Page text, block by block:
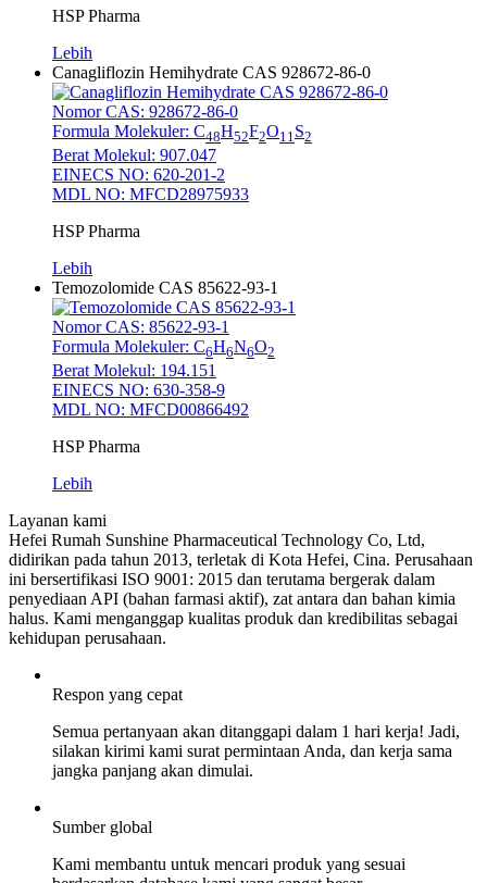
HSP Pharma
Lebih
Canagliflozin Hemihydrate CAS 928672-86-0
Nomor CAS: 928672-86-0
Formula Molekuler: C48H52F2O11 S2
Berat Molekul: 907.047
EINECS NO: 620-201-2
MDL NO: MFCD28975933
HSP Pharma
Lebih
Temozolomide CAS 85622-93-1
Nomor CAS: 85622-93-1
Formula Molekuler: C6H6N6O2
Berat Molekul: 194.151
EINECS NO: 630-358-9
MDL NO: MFCD00866492
HSP Pharma
Lebih
Layanan kami
Hefei Rumah Sunshine Pharmaceutical Technology Co, Ltd,
didirikan pada tahun 2013, terletak di Kota Hefei, Cina. Perusahaan
ini bersertifikasi ISO 9001: 2015 dan terutama bergerak dalam
penyediaan API (bahan farmasi aktif), zat antara dan bahan kimia
halus. Kami menganggap kualitas produk dan kredibilitas sebagai
kehidupan perusahaan.
Respon yang cepat
Semua pertanyaan akan ditanggapi dalam 1 hari kerja! Jadi,
silakan kirimi kami surat permintaan Anda, dan kerja sama
jangka panjang akan dimulai.
Sumber global
Kami membantu untuk mencari produk yang sesuai